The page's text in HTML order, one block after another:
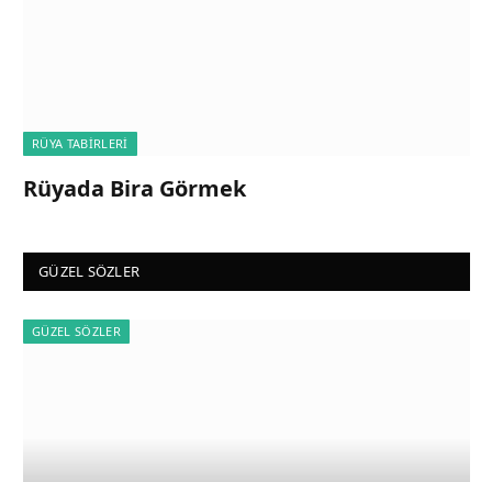
RÜYA TABIRLERI
Rüyada Bira Görmek
GÜZEL SÖZLER
GÜZEL SÖZLER